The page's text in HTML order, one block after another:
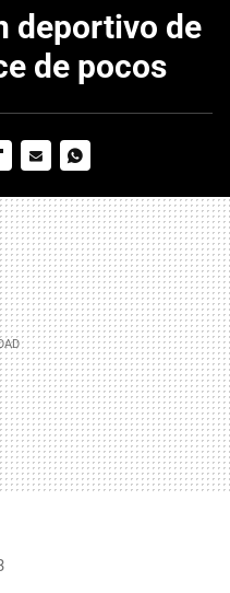
deportivo de
de pocos
MAIL